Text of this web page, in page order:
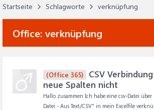
Startseite Schlagworte verknüpfung
Office: verknüpfung
(Office 365)
CSV
neue Spalten nicht
Hallo zusammen Ich habe eine csv-Datei
Datei - Aus Text/CSV" in mein Excelfile